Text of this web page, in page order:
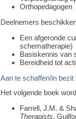
Orthopedagogen
Deelnemers
Een afgeronde
schematherapie)
Basiskennis van
Bereidheid tot
Aan te schaffen/in bezit
Het volgende boek
Farrell, J.M. &
Therapists.